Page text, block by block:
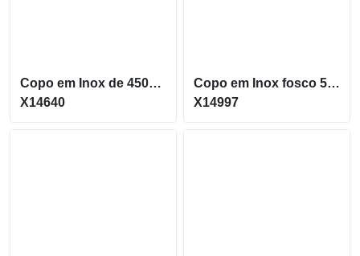
Copo em Inox de 450ML com tampa rosqueável e parede dupla X14640
X14640
Copo em Inox fosco 500ML com Canudo Removível X14997
X14997